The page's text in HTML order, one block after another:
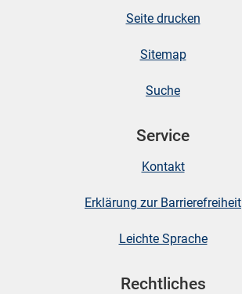
Seite drucken
Sitemap
Suche
Service
Kontakt
Erklärung zur Barrierefreiheit
Leichte Sprache
Rechtliches